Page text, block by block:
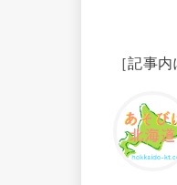
［記事